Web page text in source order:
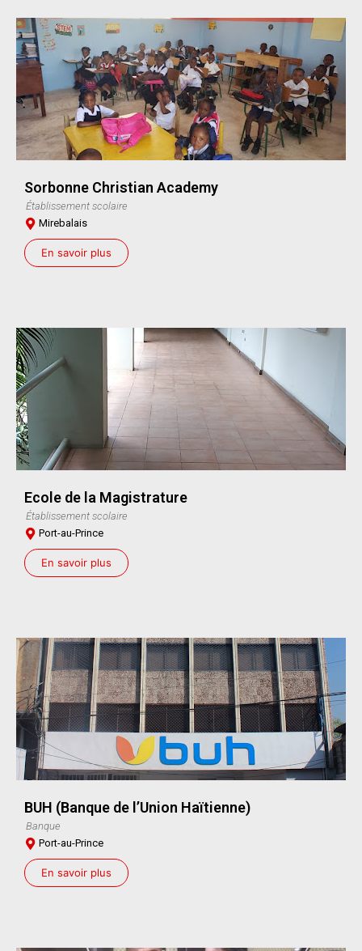
Sorbonne Christian Academy
Établissement scolaire
Mirebalais
En savoir plus
Ecole de la Magistrature
Établissement scolaire
Port-au-Prince
En savoir plus
BUH (Banque de l’Union Haïtienne)
Banque
Port-au-Prince
En savoir plus